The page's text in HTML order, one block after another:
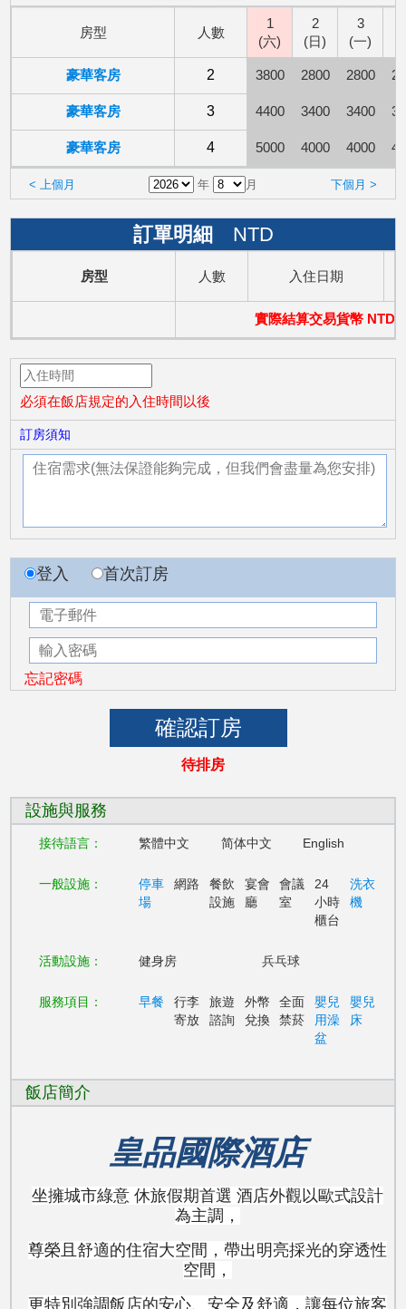
房型 人數
1
(六)
2
(日)
3
(一)
豪華客房 2 3800 2800 2800
豪華客房 3 4400 3400 3400
豪華客房 4 5000 4000 4000
< 上個月 年 月 下個月 >
訂單明細 NTD
房型 人數 入住日期
實際結算交易貨幣 NTD
必須在飯店規定的入住時間以後
訂房須知
登入 首次訂房
忘記密碼
待排房
設施與服務
接待語言： 繁體中文 简体中文 English
一般設施：
停車
場
網路
餐飲
設施
宴會
廳
會議
室
24
小時
櫃台
洗衣
機
活動設施： 健身房 兵乓球
服務項目： 早餐
行李
寄放
旅遊
諮詢
外幣
兌換
全面
禁菸
嬰兒
用澡
盆
嬰兒
床
飯店簡介
皇品國際酒店
坐擁城市綠意 休旅假期首選 酒店外觀以歐式設計
為主調，
尊榮且舒適的住宿大空間，帶出明亮採光的穿透性
空間，
更特別強調飯店的安心、安全及舒適，讓每位旅客